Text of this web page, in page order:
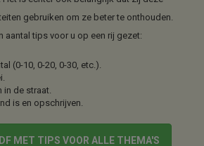
gebruiken om ze beter te onthouden.
aantal tips voor u op een rij gezet:
(0-10, 0-20, 0-30, etc.).
in de straat.
is en opschrijven.
MET TIPS VOOR ALLE THEMA'S